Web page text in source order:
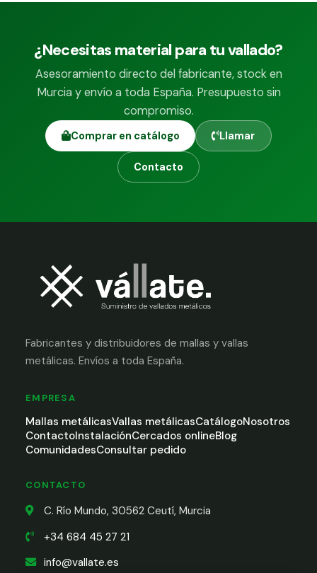
¿Necesitas material para tu vallado?
Asesoramiento directo del fabricante, stock en
Murcia y envío a toda España. Presupuesto sin
compromiso.
Comprar en catálogo Llamar
Contacto
Fabricantes y distribuidores de mallas y vallas
metálicas. Envíos a toda España.
EMPRESA
Mallas metálicasVallas metálicasCatálogoNosotros
ContactoInstalaciónCercados onlineBlog
ComunidadesConsultar pedido
CONTACTO
C. Río Mundo, 30562 Ceutí, Murcia
+34 684 45 27 21
info@vallate.es